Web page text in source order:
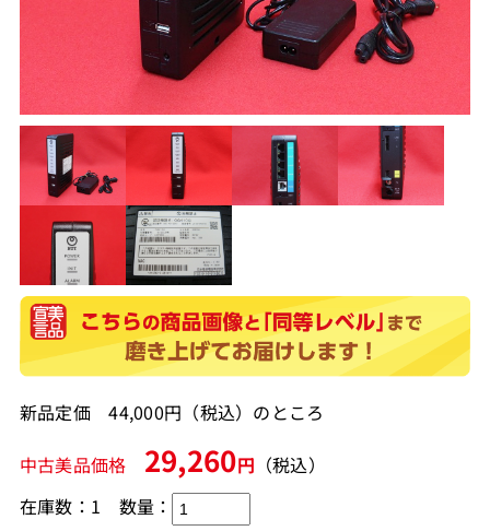
新品定価 44,000円（税込）のところ
中古美品価格 29,260円 （税込）
在庫数：1 数量：